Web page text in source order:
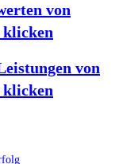
von
klicken
von
klicken